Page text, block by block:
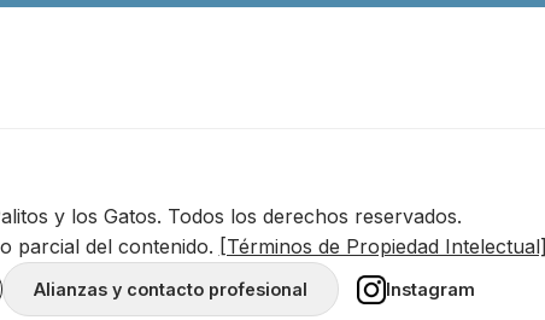
y los Gatos. Todos los derechos reservados.
parcial del contenido. [Términos de Propiedad Intelectual]
Alianzas y contacto profesional Instagram